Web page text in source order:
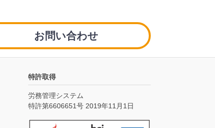
お問い合わせ
特許取得
労務管理システム
特許第6606651号 2019年11月1日